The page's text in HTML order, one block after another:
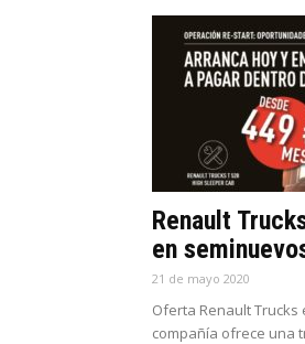
Renault
en
21 de mayo 2020
Oferta Renault
compañía ofrece una